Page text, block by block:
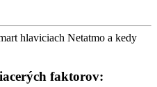
hlaviciach Netatmo a kedy
faktorov: